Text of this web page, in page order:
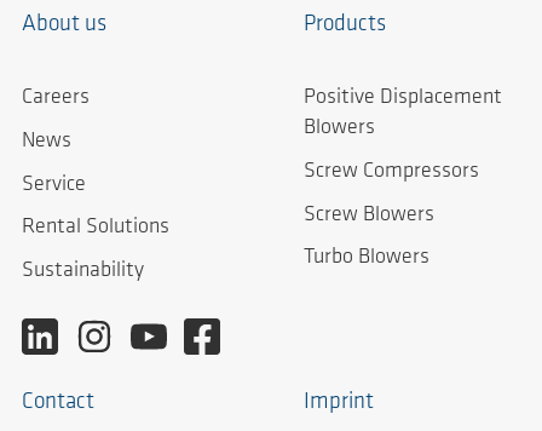
About us
Careers
News
Service
Rental Solutions
Sustainability
Products
Positive Displacement
Blowers
Screw Compressors
Screw Blowers
Turbo Blowers
Contact Imprint